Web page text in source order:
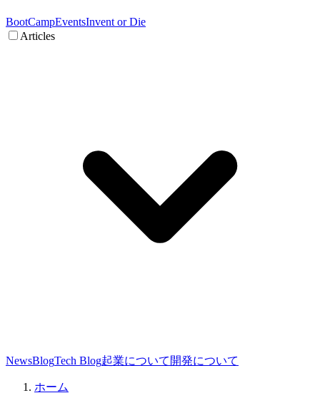
BootCampEventsInvent or Die
Articles
NewsBlogTech Blog起業について 開発について
ホーム